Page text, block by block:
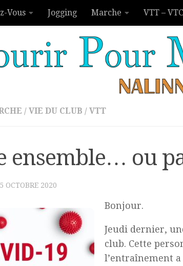
Vous Jogging Marche VTT – VTC
/ VIE DU CLUB / VTT
ensemble… ou
5 OCTOBRE 2020
Bonjour.
Jeudi dernier,
club. Cette
l’entraînement